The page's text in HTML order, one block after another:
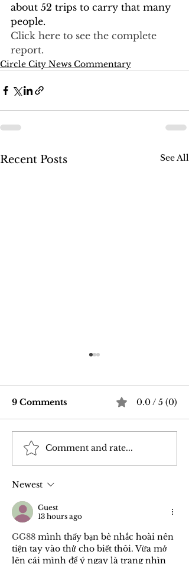
about 52 trips to carry that many
people.
Click here to see the complete
report.
Circle City News Commentary
Recent Posts See All
Good Vibrations Store
SF: My 2026 First-
9 Comments 0.0 / 5 (0)
Comment and rate...
Newest
Guest
13 hours ago
GG88 mình thấy bạn bè nhắc hoài nên
tiện tay vào thử cho biết thôi. Vừa mở
lên cái mình để ý ngay là trang nhìn